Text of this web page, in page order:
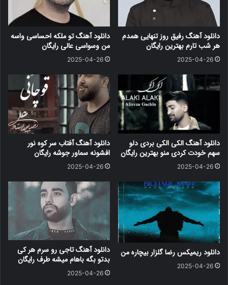
دانلود آهنگ رفیق روز تنهایی همدم
هر شب تارم بهترین رایگان
2025-04-26
دانلود آهنگ تو ملکه احساسی واسه
من وسواسی عالی رایگان
2025-04-26
دانلود آهنگ الکی الکی بردی دلو
سهم خودت کردی منو بهترین رایگان
2025-04-26
دانلود آهنگ آفتاب سر کوه نور
افشونه سماور جوشه رایگان
2025-04-26
دانلود ریمیکس رضا گلزار بیچاره من
2025-04-26
دانلود آهنگ تاجی رو سرم هر کی
بدتو بگه باهام میشه طرف رایگان
2025-04-26